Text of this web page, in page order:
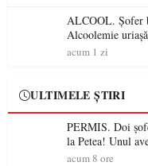
ALCOOL. Șofer
Alcoolemie
acum 1 zi
ULTIMELE ȘTIRI
PERMIS. Doi
la Petea! Unul
niciodată permis
acum 8 ore